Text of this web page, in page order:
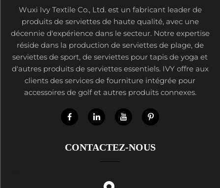
Wuxi Ivy Textile Co., Ltd. est un fabricant leader de
produits de serviettes de haute qualité, avec une
décennie d'expérience dans le secteur. Notre expertise
réside dans la production de serviettes de plage, de
serviettes de sport, de serviettes pour tapis de yoga et
d'autres produits de serviettes essentiels. IVY offre aux
clients des services de fourniture intégrée pour
accessoires de golf et autres produits connexes.
CONTACTEZ-NOUS